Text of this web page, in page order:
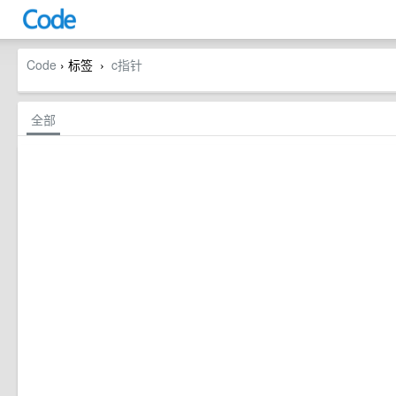
Code › 标签 › c指针
全部